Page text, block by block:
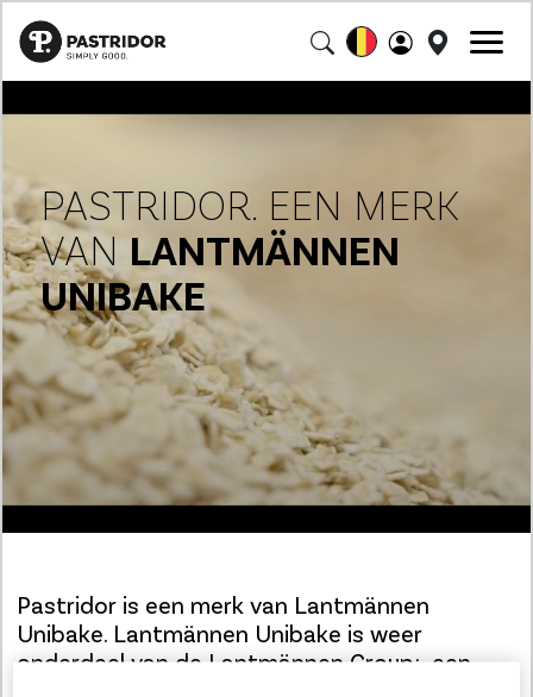
PASTRIDOR. EEN MERK
VANLANTMÄNNEN
UNIBAKE
Pastridor is een merk van Lantmännen
Unibake. Lantmännen Unibake is weer
onderdeel van de Lantmännen Group; een